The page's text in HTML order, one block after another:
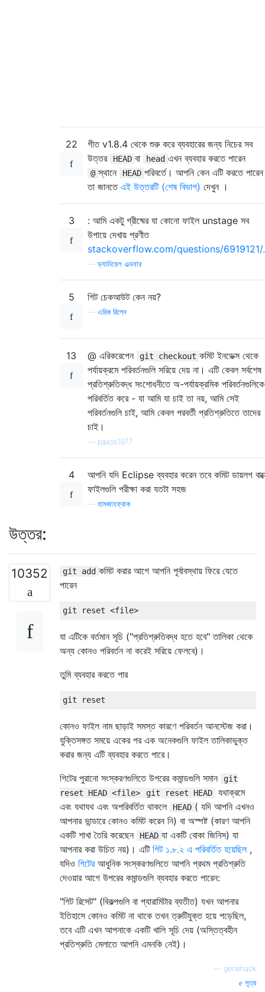
22
গীত v1.8.4 থেকে শুরু করে ব্যবহারের জন্য নিচের সব
উত্তর
HEAD বা head এখন ব্যবহার করতে পারেন
@ স্থানে HEAD পরিবর্তে। আপনি কেন এটি করতে পারেন
তা জানতে এই উত্তরটি (শেষ বিভাগ) দেখুন ।
3
: আমি একটু গ্রীষ্মের যা কোনো ফাইল unstage সব
উপায়ে দেখায় প্রণীত
stackoverflow.com/questions/6919121/
—ড্যানিয়েল এল্ডযার
5 গিট চেকআউট কেন নয়?
এরিক রিপেন
13 @ এরিকরেপেন git checkout কমিট ইনডেক্স থেকে
পর্যায়ক্রমে পরিবর্তনগুলি সরিয়ে দেয় না। এটি কেবল সর্বশেষ
প্রতিশ্রুতিবদ্ধ সংশোধনীতে অ-পর্যায়ক্রমিক পরিবর্তনগুলিকে
পরিবর্তিত করে - যা আমি যা চাই তা নয়, আমি সেই
পরিবর্তনগুলি চাই, আমি কেবল পরবর্তী প্রতিশ্রুতিতে তাদের
চাই।
paxos1977
4
আপনি যদি Eclipse ব্যবহার করেন তবে কমিট ডায়লগ
ফাইলগুলি পরীক্ষা করা যতটা সহজ
হামজাহফ্রাক
উত্তর:
10352 git add কমিট করার আগে আপনি পূর্বাবস্থায় ফিরে যেতে
পারেন
যা এটিকে বর্তমান সূচি ("প্রতিশ্রুতিবদ্ধ হতে হবে" তালিকা থেকে
অন্য কোনও পরিবর্তন না করেই সরিয়ে ফেলবে)।
তুমি ব্যবহার করতে পার
কোনও ফাইল নাম ছাড়াই সমস্ত কারণে পরিবর্তন আনস্টেজ করা।
যুক্তিসঙ্গত সময়ে একের পর এক অনেকগুলি ফাইল তালিকাভুক্ত
করার জন্য এটি ব্যবহার করতে পারে।
গিটের পুরানো সংস্করণগুলিতে উপরের কমান্ডগুলি সমান
git
reset HEAD <file>
git reset HEAD
যথাক্রমে
এবং যথাযথ এবং অপরিবর্তিত থাকলে
HEAD ( যদি আপনি এখনও
আপনার ভান্ডারে কোনও কমিট করেন নি) বা অস্পষ্ট (কারণ আপনি
একটি শাখা তৈরি করেছেন
HEAD যা একটি বোকা জিনিস) যা
আপনার করা উচিত নয়)। এটি গিট ১.৮.২ এ পরিবর্তিত হয়েছিল,
যদিও গিটেরআধুনিক সংস্করণগুলিতে আপনি প্রথম প্রতিশ্রুতি
দেওয়ার আগে উপরের কমান্ডগুলি ব্যবহার করতে পারেন:
"গিট রিসেট" (বিকল্পগুলি বা প্যারামিটার ব্যতীত) যখন আপনার
ইতিহাসে কোনও কমিট না থাকে তখন ত্রুটিযুক্ত হয়ে পড়েছিল,
তবে এটি এখন আপনাকে একটি খালি সূচি দেয় (অস্তিত্বহীন
প্রতিশ্রুতি মেলাতে আপনি এমনকি নেই)।
genehack
সূত্র